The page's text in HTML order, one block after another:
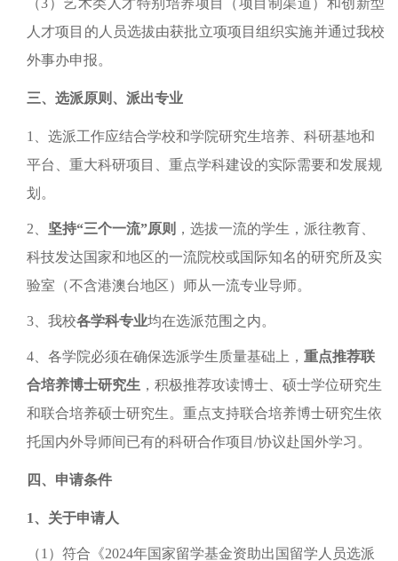
人才项目的人员选拔由获批立项项目组织实施并通过我校
外事办申报。
三、选派原则、派出专业
1、选派工作应结合学校和学院研究生培养、科研基地和
平台、重大科研项目、重点学科建设的实际需要和发展规
划。
2、 坚持“三个一流”原则 ，选拔一流的学生，派往教育、
科技发达国家和地区的一流院校或国际知名的研究所及实
验室（不含港澳台地区）师从一流专业导师。
3、我校各学科专业均在选派范围之内。
4、各学院必须在确保选派学生质量基础上， 重点推荐联
合培养博士研究生 ，积极推荐攻读博士、硕士学位研究生
和联合培养硕士研究生。重点支持联合培养博士研究生依
托国内外导师间已有的科研合作项目/协议赴国外学习。
四、申请条件
1、关于申请人
（1）符合《2024年国家留学基金资助出国留学人员选派